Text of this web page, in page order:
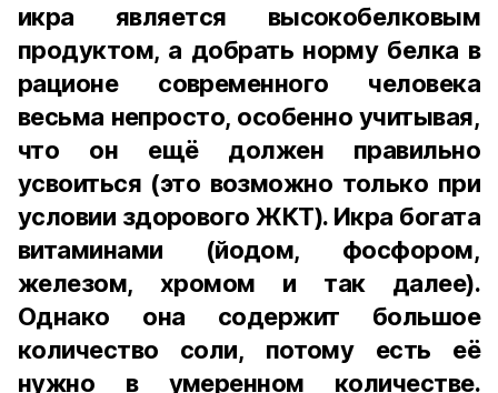
икра является высокобелковым
продуктом, а добрать норму белка в
рационе современного человека
весьма непросто, особенно учитывая,
что он ещё должен правильно
усвоиться (это возможно только при
условии здорового ЖКТ). Икра богата
витаминами (йодом, фосфором,
железом, хромом и так далее).
Однако она содержит большое
количество соли, потому есть её
нужно в умеренном количестве.